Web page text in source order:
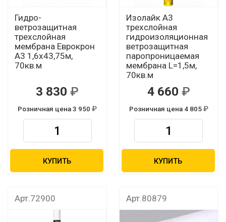
Гидро-
ветрозащитная
трехслойная
мембрана Еврокрон
А3 1,6х43,75м,
70кв.м
3 830
Розничная цена 3 950
КУПИТЬ
Изолайк А3
трехслойная
гидроизоляционная
ветрозащитная
паропроницаемая
мембрана L=1,5м,
70кв.м
4 660
Розничная цена 4 805
КУПИТЬ
Арт.72900 Арт.80879